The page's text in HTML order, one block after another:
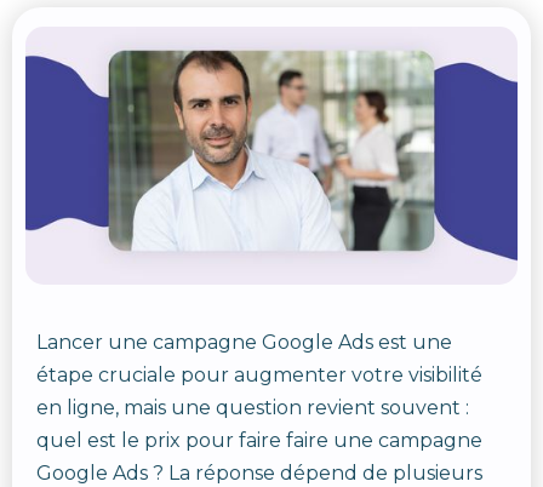
Lancer une campagne Google Ads est une
étape cruciale pour augmenter votre visibilité
en ligne, mais une question revient souvent :
quel est le prix pour faire faire une campagne
Google Ads ? La réponse dépend de plusieurs